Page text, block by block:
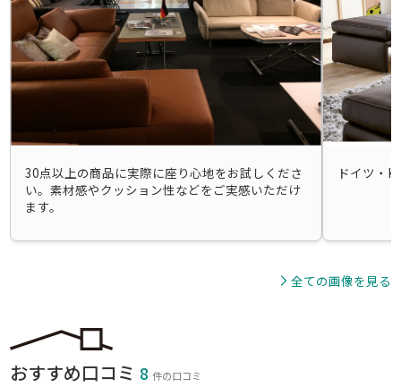
イタリア・nikoline・CALIA ・OZZIO
30点以上の商品に実際に座り心地をお試しくださ
い。素材感やクッション性などをご実感いただけ
ます。
ドイツ・
全ての画像を見る
おすすめ口コミ 8件の口コミ